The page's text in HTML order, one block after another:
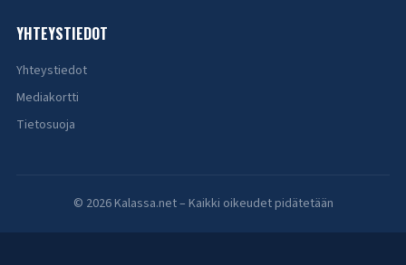
YHTEYSTIEDOT
Yhteystiedot
Mediakortti
Tietosuoja
© 2026 Kalassa.net – Kaikki oikeudet pidätetään